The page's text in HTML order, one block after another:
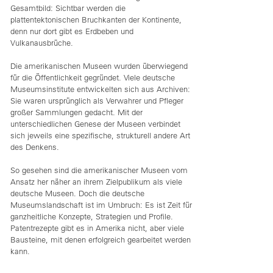
Gesamtbild: Sichtbar werden die
plattentektonischen Bruchkanten der Kontinente,
denn nur dort gibt es Erdbeben und
Vulkanausbrüche.
Die amerikanischen Museen wurden überwiegend
für die Öffentlichkeit gegründet. Viele deutsche
Museumsinstitute entwickelten sich aus Archiven:
Sie waren ursprünglich als Verwahrer und Pfleger
großer Sammlungen gedacht. Mit der
unterschiedlichen Genese der Museen verbindet
sich jeweils eine spezifische, strukturell andere Art
des Denkens.
So gesehen sind die amerikanischer Museen vom
Ansatz her näher an ihrem Zielpublikum als viele
deutsche Museen. Doch die deutsche
Museumslandschaft ist im Umbruch: Es ist Zeit für
ganzheitliche Konzepte, Strategien und Profile.
Patentrezepte gibt es in Amerika nicht, aber viele
Bausteine, mit denen erfolgreich gearbeitet werden
kann.